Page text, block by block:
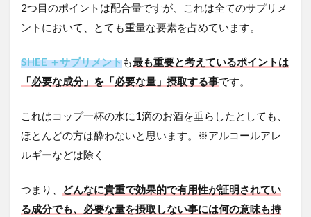
2つ目のポイントは配合量ですが、これは全てのサプリメ
ントにおいて、とても重量な要素を占めています。
SHEE ＋サプリメントも最も重要と考えているポイントは
「必要な成分」を「必要な量」摂取する事です。
これはコップ一杯の水に1滴のお酒を垂らしたとしても、
ほとんどの方は酔わないと思います。※アルコールアレ
ルギーなどは除く
つまり、
どんなに貴重で効果的で有用性が証明されてい
る成分でも、必要な量を摂取しない事には何の意味も持